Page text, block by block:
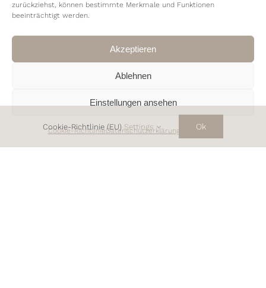
zurückziehst, können bestimmte Merkmale und Funktionen
beeinträchtigt werden.
Akzeptieren
Ablehnen
Einstellungen ansehen
Cookie-RichtlinieDatenschutzerklärung Impressum
Cookie-Richtlinie (EU) Settings Ok